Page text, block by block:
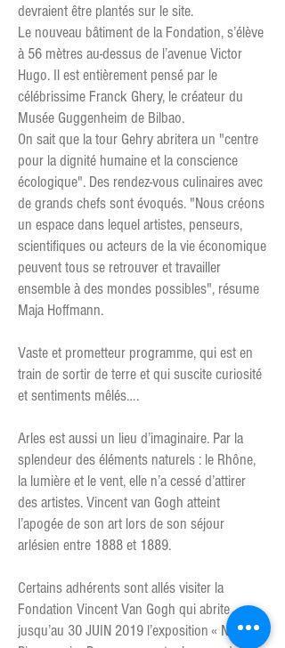
devraient être plantés sur le site.
Le nouveau bâtiment de la Fondation, s’élève
à 56 mètres au-dessus de l’avenue Victor
Hugo. Il est entièrement pensé par le
célébrissime Franck Ghery, le créateur du
Musée Guggenheim de Bilbao.
On sait que la tour Gehry abritera un "centre
pour la dignité humaine et la conscience
écologique". Des rendez-vous culinaires avec
de grands chefs sont évoqués. "Nous créons
un espace dans lequel artistes, penseurs,
scientifiques ou acteurs de la vie économique
peuvent tous se retrouver et travailler
ensemble à des mondes possibles", résume
Maja Hoffmann.
Vaste et prometteur programme, qui est en
train de sortir de terre et qui suscite curiosité
et sentiments mêlés….
Arles est aussi un lieu d’imaginaire. Par la
splendeur des éléments naturels : le Rhône,
la lumière et le vent, elle n’a cessé d’attirer
des artistes. Vincent van Gogh atteint
l’apogée de son art lors de son séjour
arlésien entre 1888 et 1889.
Certains adhérents sont allés visiter la
Fondation Vincent Van Gogh qui abrite
jusqu’au 30 JUIN 2019 l’exposition « Niko